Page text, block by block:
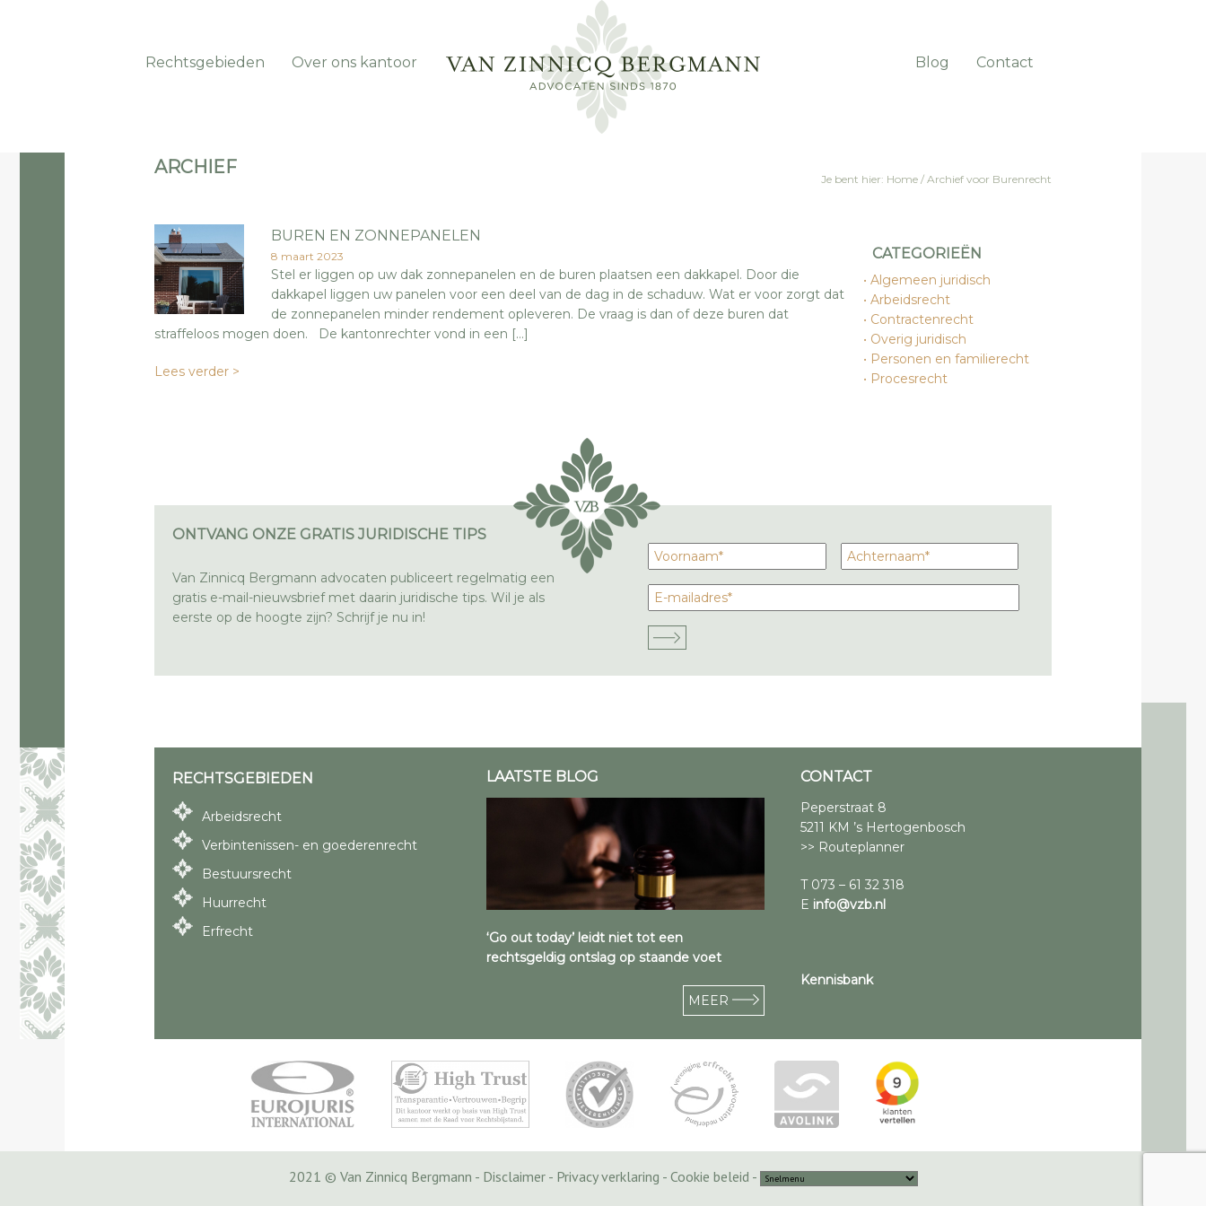
Rechtsgebieden Over ons kantoor Blog Contact
ARCHIEF
Je bent hier: Home / Archief voor Burenrecht
BUREN EN ZONNEPANELEN
8 maart 2023
Stel er liggen op uw dak zonnepanelen en de buren plaatsen een dakkapel. Door die
dakkapel liggen uw panelen voor een deel van de dag in de schaduw. Wat er voor zorgt dat
de zonnepanelen minder rendement opleveren. De vraag is dan of deze buren dat
straffeloos mogen doen. De kantonrechter vond in een […]
Lees verder >
CATEGORIEËN
Algemeen juridisch
Arbeidsrecht
Contractenrecht
Overig juridisch
Personen en familierecht
Procesrecht
ONTVANG ONZE GRATIS JURIDISCHE TIPS
Van Zinnicq Bergmann advocaten publiceert regelmatig een
gratis e-mail-nieuwsbrief met daarin juridische tips. Wil je als
eerste op de hoogte zijn? Schrijf je nu in!
RECHTSGEBIEDEN
Arbeidsrecht
Verbintenissen- en goederenrecht
Bestuursrecht
Huurrecht
Erfrecht
LAATSTE BLOG
‘Go out today’ leidt niet tot een
rechtsgeldig ontslag op staande voet
MEER
CONTACT
Peperstraat 8
5211 KM ’s Hertogenbosch
>> Routeplanner
T 073 – 61 32 318
E info@vzb.nl
Kennisbank
2021 © Van Zinnicq Bergmann - Disclaimer- Privacy verklaring - Cookie beleid -